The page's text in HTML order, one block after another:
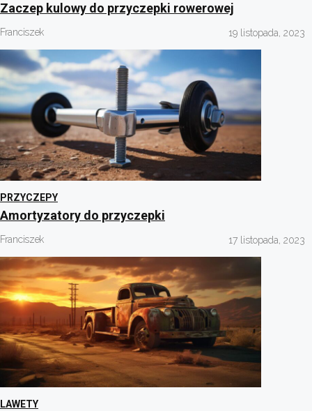
Zaczep kulowy do przyczepki rowerowej
Franciszek 19 listopada, 2023
PRZYCZEPY
Amortyzatory do przyczepki
Franciszek 17 listopada, 2023
LAWETY